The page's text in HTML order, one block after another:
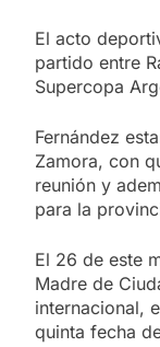
El acto
partido entre
Supercopa
Fernández
Zamora, con
reunión y
para la
El 26 de este
Madre de
internacional,
quinta fecha